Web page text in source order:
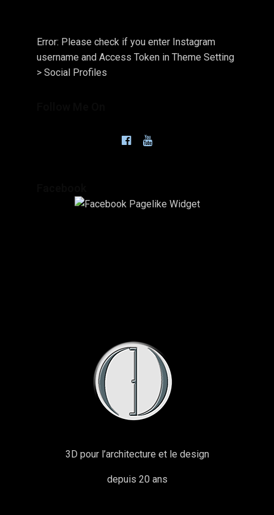
Error: Please check if you enter Instagram
username and Access Token in Theme Setting
> Social Profiles
3D pour l’architecture et le design
depuis 20 ans